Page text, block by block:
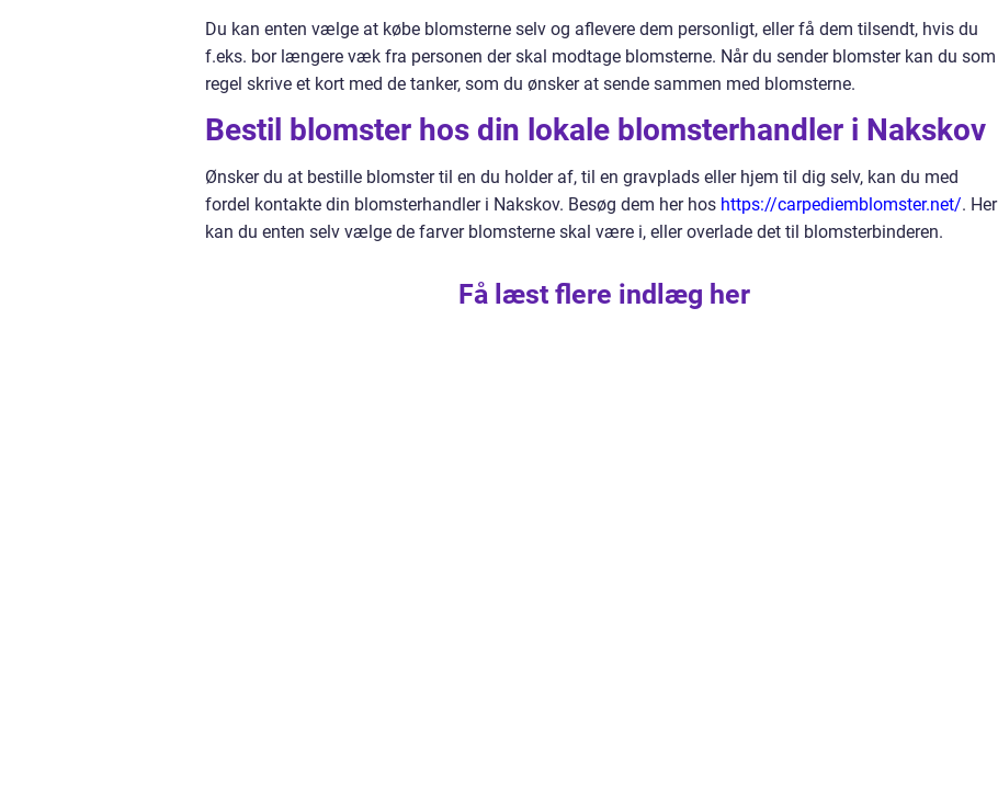
Du kan enten vælge at købe blomsterne selv og aflevere dem personligt, eller få dem tilsendt, hvis du
f.eks. bor længere væk fra personen der skal modtage blomsterne. Når du sender blomster kan du som
regel skrive et kort med de tanker, som du ønsker at sende sammen med blomsterne.
Bestil blomster hos din lokale blomsterhandler i Nakskov
Ønsker du at bestille blomster til en du holder af, til en gravplads eller hjem til dig selv, kan du med
fordel kontakte din blomsterhandler i Nakskov. Besøg dem her hos https://carpediemblomster.net/. Her
kan du enten selv vælge de farver blomsterne skal være i, eller overlade det til blomsterbinderen.
Få læst flere indlæg her